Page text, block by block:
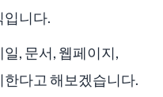
입니다.
, 문서, 웹페이지,
한다고 해보겠습니다.